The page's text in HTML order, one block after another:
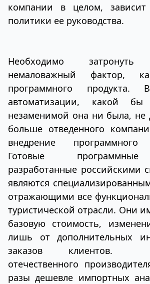
компании в целом,
политики ее руководства.
Необходимо
немаловажный фактор,
программного продукта.
автоматизации, какой
незаменимой она ни была, не
больше отведенного
внедрение программного
Готовые
разработанные российскими
являются
отражающими все
туристической отрасли. Они
базовую стоимость,
лишь от дополнительных
заказов клиентов.
отечественного
разы дешевле импортных